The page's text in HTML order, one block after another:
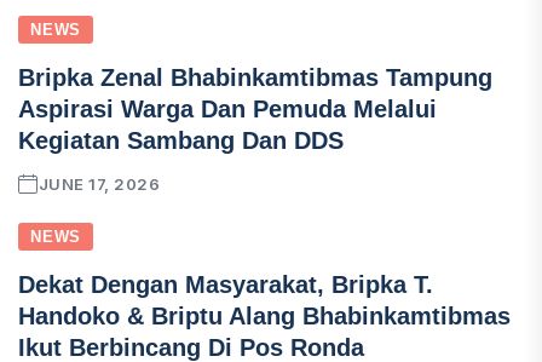
NEWS
Bripka Zenal Bhabinkamtibmas Tampung
Aspirasi Warga Dan Pemuda Melalui
Kegiatan Sambang Dan DDS
JUNE 17, 2026
NEWS
Dekat Dengan Masyarakat, Bripka T.
Handoko & Briptu Alang Bhabinkamtibmas
Ikut Berbincang Di Pos Ronda